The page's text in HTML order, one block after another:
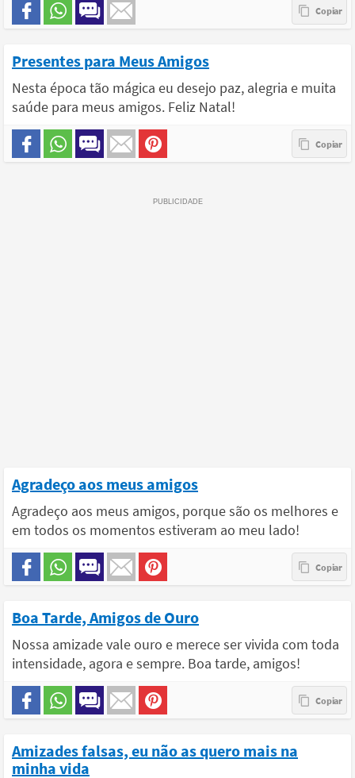
Presentes para Meus Amigos
Nesta época tão mágica eu desejo paz, alegria e muita
saúde para meus amigos. Feliz Natal!
Agradeço aos meus amigos
Agradeço aos meus amigos, porque são os melhores e
em todos os momentos estiveram ao meu lado!
Boa Tarde, Amigos de Ouro
Nossa amizade vale ouro e merece ser vivida com toda
intensidade, agora e sempre. Boa tarde, amigos!
Amizades falsas, eu não as quero mais na
minha vida